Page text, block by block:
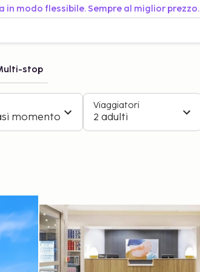
in modo flessibile. Sempre al miglior prezzo.
stop
momento
Viaggiatori
2 adulti